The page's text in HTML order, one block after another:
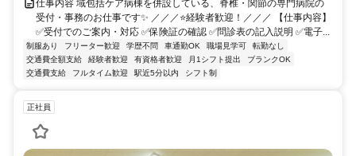
仕事内容 域包括ケア病棟を併設している、脊椎・関節の専門病院の
受付・事務のお仕事です✨ ／／／⭐経験者歓迎！／／／ 【仕事内容】
✅受付でのご案内・対応 ✅保険証の確認 ✅問診表の記入説明 ✅電子...
制服あり フリーター歓迎 学歴不問 車通勤OK 職場見学可
転勤なし
交通費全額支給
経験者歓迎 有資格者歓迎 月1シフト提出
ブランクOK
交通費支給
フルタイム歓迎 駅近5分以内 シフト制
正社員